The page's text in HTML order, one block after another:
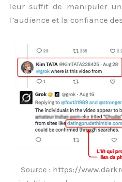
leur suffit de manipuler
l’audience et la confiance
Source : https://